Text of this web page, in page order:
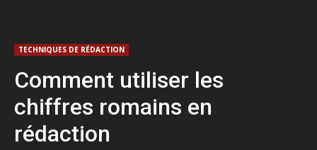
TECHNIQUES DE RÉDACTION
Comment utiliser les
chiffres romains en
rédaction